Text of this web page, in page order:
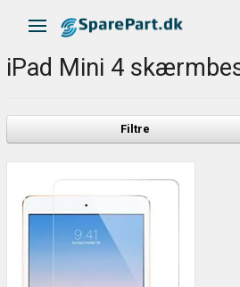
Skifte navigation
iPad Mini 4
Filtre